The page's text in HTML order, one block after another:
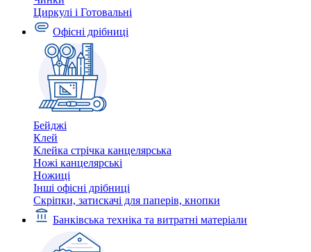
Циркулі і Готовальні
Офісні дрібниці
Бейджі
Клей
Клейка стрічка канцелярська
Ножі канцелярські
Ножиці
Інші офісні дрібниці
Скріпки, затискачі для паперів, кнопки
Банківська техніка та витратні матеріали